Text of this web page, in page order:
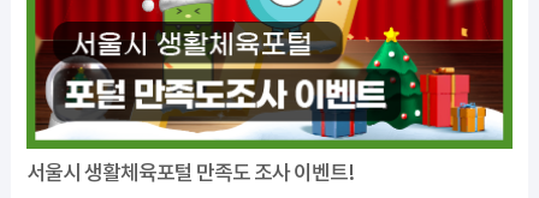
서울시 생활체육포털 만족도 조사 이벤트!